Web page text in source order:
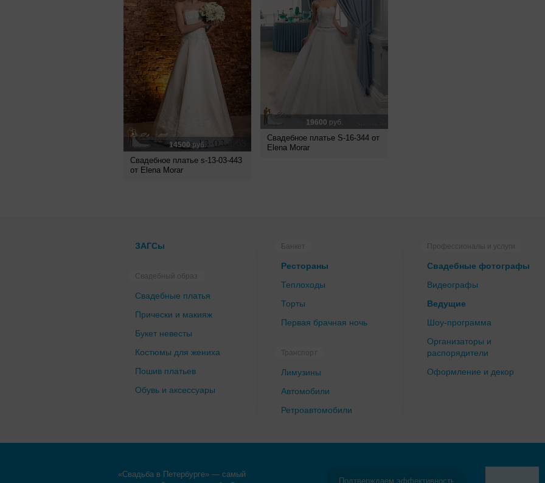
14500руб.
Свадебное платье s-13-03-443
от Elena Morar
19600 руб.
Свадебное платье S-16-344 от
Elena Morar
ЗАГСы
Свадебный образ
Свадебные платья
Прически и макияж
Букет невесты
Костюмы для жениха
Пошив платьев
Обувь и аксессуары
Банкет
Рестораны
Теплоходы
Торты
Первая брачная ночь
Транспорт
Лимузины
Автомобили
Ретроавтомобили
Профессионалы и услуги
Свадебные фотографы
Видеографы
Ведущие
Шоу-программа
Организаторы и
распорядители
Оформление и декор
«Свадьба в Петербурге» — самый
Подтверждаем эффективность